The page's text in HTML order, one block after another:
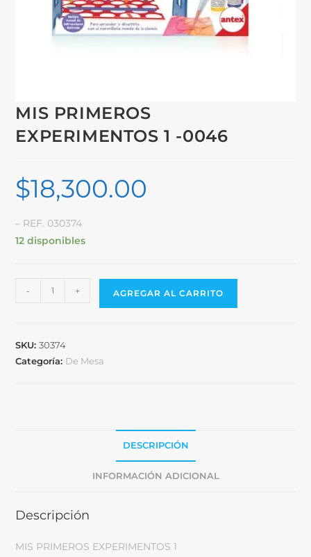
MIS PRIMEROS
EXPERIMENTOS 1 -0046
$18,300.00
– REF. 030374
12 disponibles
- + AGREGAR AL CARRITO
SKU:30374
Categoría: De Mesa
DESCRIPCIÓN
INFORMACIÓN ADICIONAL
Descripción
MIS PRIMEROS EXPERIMENTOS 1